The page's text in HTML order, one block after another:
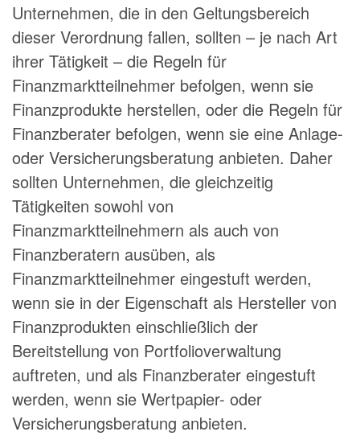
Unternehmen, die in den Geltungsbereich
dieser Verordnung fallen, sollten – je nach Art
ihrer Tätigkeit – die Regeln für
Finanzmarktteilnehmer befolgen, wenn sie
Finanzprodukte herstellen, oder die Regeln für
Finanzberater befolgen, wenn sie eine Anlage-
oder Versicherungsberatung anbieten. Daher
sollten Unternehmen, die gleichzeitig
Tätigkeiten sowohl von
Finanzmarktteilnehmern als auch von
Finanzberatern ausüben, als
Finanzmarktteilnehmer eingestuft werden,
wenn sie in der Eigenschaft als Hersteller von
Finanzprodukten einschließlich der
Bereitstellung von Portfolioverwaltung
auftreten, und als Finanzberater eingestuft
werden, wenn sie Wertpapier- oder
Versicherungsberatung anbieten.